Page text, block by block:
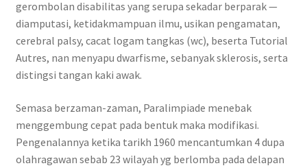
gerombolan disabilitas yang serupa sekadar berparak —
diamputasi, ketidakmampuan ilmu, usikan pengamatan,
cerebral palsy, cacat logam tangkas (wc), beserta Tutorial
Autres, nan menyapu dwarfisme, sebanyak sklerosis, serta
distingsi tangan kaki awak.
Semasa berzaman-zaman, Paralimpiade menebak
menggembung cepat pada bentuk maka modifikasi.
Pengenalannya ketika tarikh 1960 mencantumkan 4 dupa
olahragawan sebab 23 wilayah yg berlomba pada delapan